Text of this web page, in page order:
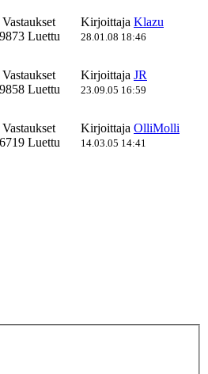
Vastaukset
Luettu
Kirjoittaja Klazu
28.01.08 18:46
Luettu
Kirjoittaja JR
23.09.05 16:59
Vastaukset
Luettu
Kirjoittaja OlliMolli
14.03.05 14:41